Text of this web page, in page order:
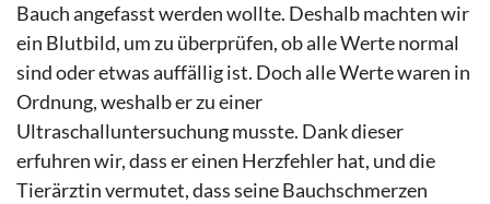
Bauch angefasst werden wollte. Deshalb machten wir
ein Blutbild, um zu überprüfen, ob alle Werte normal
sind oder etwas auffällig ist. Doch alle Werte waren in
Ordnung, weshalb er zu einer
Ultraschalluntersuchung musste. Dank dieser
erfuhren wir, dass er einen Herzfehler hat, und die
Tierärztin vermutet, dass seine Bauchschmerzen